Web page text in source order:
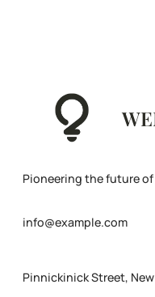
Pioneering the future of
info@example.com
Pinnickinick Street, New